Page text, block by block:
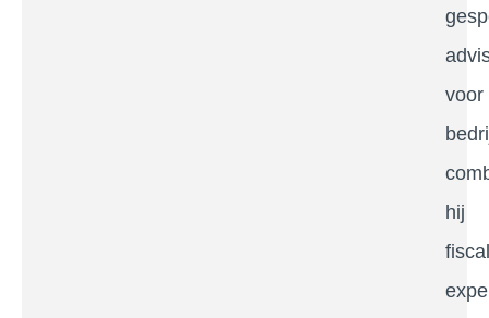
voor
hij